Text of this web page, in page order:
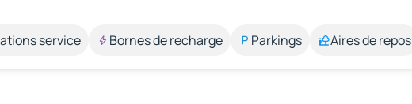
service Bornes de recharge Parkings Aires de repos